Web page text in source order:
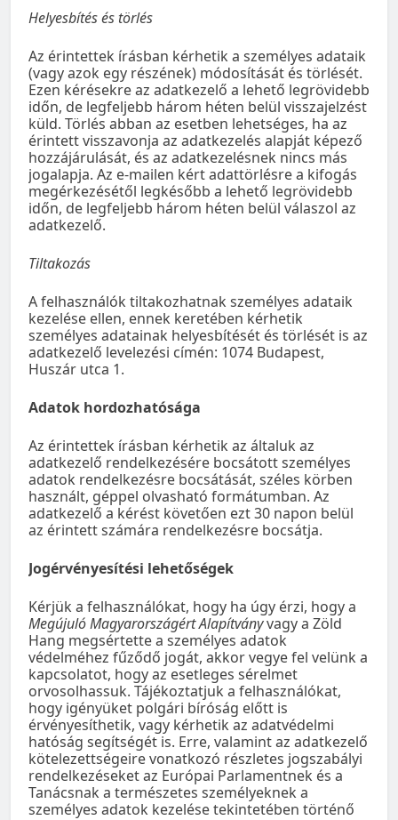
Helyesbítés és törlés
Az érintettek írásban kérhetik a személyes adataik
(vagy azok egy részének) módosítását és törlését.
Ezen kérésekre az adatkezelő a lehető legrövidebb
időn, de legfeljebb három héten belül visszajelzést
küld. Törlés abban az esetben lehetséges, ha az
érintett visszavonja az adatkezelés alapját képező
hozzájárulását, és az adatkezelésnek nincs más
jogalapja. Az e-mailen kért adattörlésre a kifogás
megérkezésétől legkésőbb a lehető legrövidebb
időn, de legfeljebb három héten belül válaszol az
adatkezelő.
Tiltakozás
A felhasználók tiltakozhatnak személyes adataik
kezelése ellen, ennek keretében kérhetik
személyes adatainak helyesbítését és törlését is az
adatkezelő levelezési címén: 1074 Budapest,
Huszár utca 1.
Adatok hordozhatósága
Az érintettek írásban kérhetik az általuk az
adatkezelő rendelkezésére bocsátott személyes
adatok rendelkezésre bocsátását, széles körben
használt, géppel olvasható formátumban. Az
adatkezelő a kérést követően ezt 30 napon belül
az érintett számára rendelkezésre bocsátja.
Jogérvényesítési lehetőségek
Kérjük a felhasználókat, hogy ha úgy érzi, hogy a
Megújuló Magyarországért Alapítványvagy a Zöld
Hang megsértette a személyes adatok
védelméhez fűződő jogát, akkor vegye fel velünk a
kapcsolatot, hogy az esetleges sérelmet
orvosolhassuk. Tájékoztatjuk a felhasználókat,
hogy igényüket polgári bíróság előtt is
érvényesíthetik, vagy kérhetik az adatvédelmi
hatóság segítségét is. Erre, valamint az adatkezelő
kötelezettségeire vonatkozó részletes jogszabályi
rendelkezéseket az Európai Parlamentnek és a
Tanácsnak a természetes személyeknek a
személyes adatok kezelése tekintetében történő